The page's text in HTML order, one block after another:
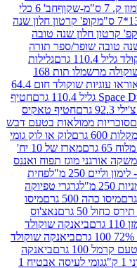
חב' 6 כלי
קרטון חלון שנה
שנה טובה
ספר תורה
גלילות
אוראו שוקולה מרשמלו תות 168
אוראו עוגיות שוקולד חום 64.4
חטיף
חטיף טאקיס
בטעם דבש
לוק או לוק גומי
מארז של 10 יח'
תפוח ואננס
פחית
גרגרי טפיוקה
מיסו
נאצ'וס
שוקולד
ביאנקה שוקולד
ביאנקה
גומי לעיסה אבטיח 1